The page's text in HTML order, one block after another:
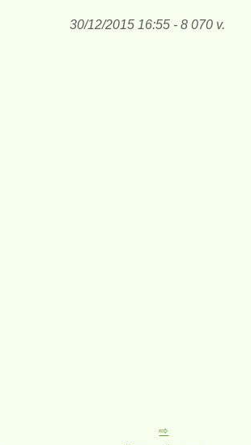
30/12/2015 16:55 - 8 070 v.